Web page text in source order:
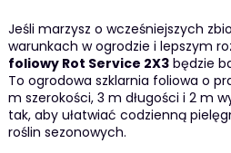
Jeśli marzysz o wcześniejszych
warunkach w ogrodzie i lepszym
foliowy Rot Service 2X3będzie
To ogrodowa szklarnia foliowa o
m szerokości, 3 m długości i 2 m
tak, aby ułatwiać codzienną
roślin sezonowych.